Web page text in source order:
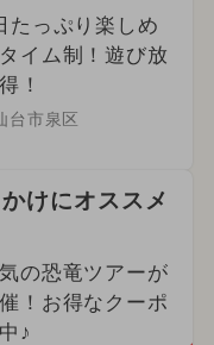
たっぷり楽しめ
イム制！遊び放
！
台市泉区
けにオススメ
の恐竜ツアーが
！お得なクーポ
♪